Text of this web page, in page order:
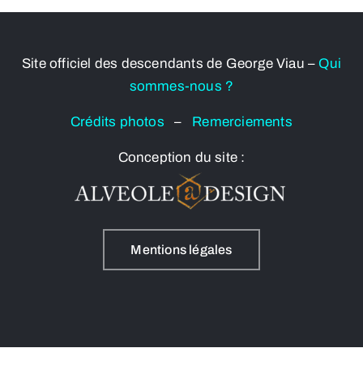
Site officiel des descendants de George Viau – Qui
sommes-nous ?
Crédits photos– Remerciements
Conception du site :
Mentions légales